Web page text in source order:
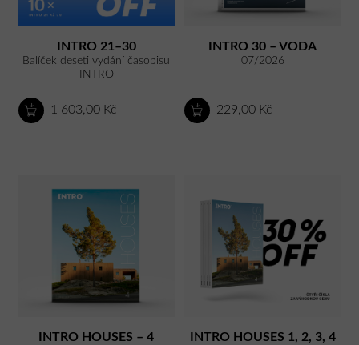
INTRO 21–30
Balíček deseti vydání časopisu
INTRO
1 603,00 Kč
INTRO 30 – VODA
07/2026
229,00 Kč
INTRO HOUSES – 4 INTRO HOUSES 1, 2, 3, 4